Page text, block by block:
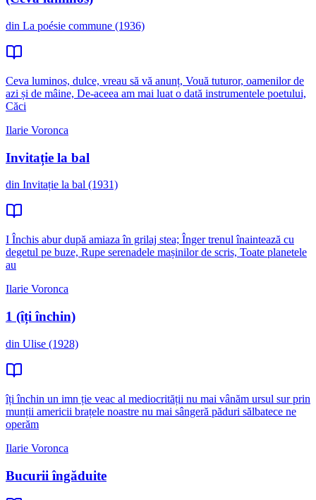
din La poésie commune (1936)
Ceva luminos, dulce, vreau să vă anunț, Vouă tuturor, oamenilor de
azi și de mâine, De-aceea am mai luat o dată instrumentele poetului,
Căci
Ilarie Voronca
Invitație la bal
din Invitație la bal (1931)
I Închis abur după amiaza în grilaj stea; Înger trenul înaintează cu
degetul pe buze, Rupe serenadele mașinilor de scris, Toate planetele
au
Ilarie Voronca
1 (îți închin)
din Ulise (1928)
îți închin un imn ție veac al mediocrității nu mai vânăm ursul sur prin
munții americii brațele noastre nu mai sângeră păduri sălbatece ne
operăm
Ilarie Voronca
Bucurii îngăduite